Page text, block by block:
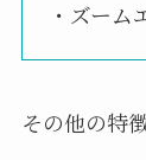
・ズーム
その他の特